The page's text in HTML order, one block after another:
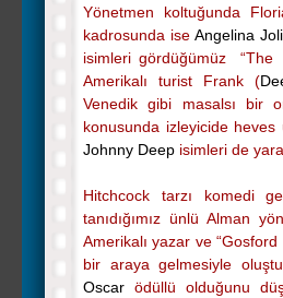
Yönetmen koltuğunda
kadrosunda iseAngelina
isimleri gördüğümüz “The
Amerikalı turist Frank (
Venedik gibi masalsı bir
konusunda izleyicide heves
Johnny Deep isimleri de
Hitchcock tarzı komedi
tanıdığımız ünlü Alman
Amerikalı yazar ve
bir araya gelmesiyle
Oscar ödüllü olduğunu